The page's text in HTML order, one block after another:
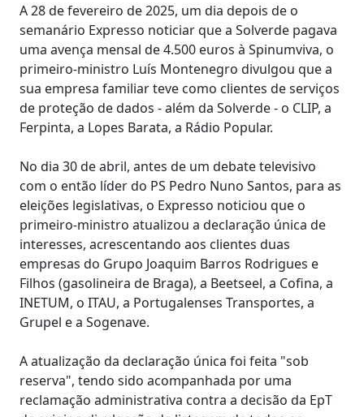
A 28 de fevereiro de 2025, um dia depois de o
semanário Expresso noticiar que a Solverde pagava
uma avença mensal de 4.500 euros à Spinumviva, o
primeiro-ministro Luís Montenegro divulgou que a
sua empresa familiar teve como clientes de serviços
de proteção de dados - além da Solverde - o CLIP, a
Ferpinta, a Lopes Barata, a Rádio Popular.
No dia 30 de abril, antes de um debate televisivo
com o então líder do PS Pedro Nuno Santos, para as
eleições legislativas, o Expresso noticiou que o
primeiro-ministro atualizou a declaração única de
interesses, acrescentando aos clientes duas
empresas do Grupo Joaquim Barros Rodrigues e
Filhos (gasolineira de Braga), a Beetseel, a Cofina, a
INETUM, o ITAU, a Portugalenses Transportes, a
Grupel e a Sogenave.
A atualização da declaração única foi feita "sob
reserva", tendo sido acompanhada por uma
reclamação administrativa contra a decisão da EpT